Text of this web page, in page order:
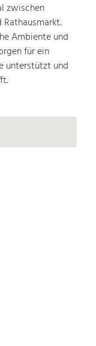
zwischen
Ambiente und
für ein
unterstützt und